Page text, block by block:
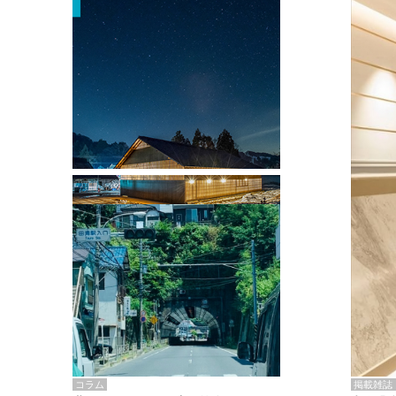
掲載雑誌
掲載雑誌・書籍
『街歩き研修「アールデコとモダニズ
ム、和風バロック」』のレポート記事が
掲載
コラム